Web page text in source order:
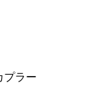
プラー